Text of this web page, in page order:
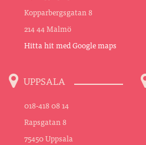
Kopparbergsgatan 8
214 44 Malmö
Hitta hit med Google maps
UPPSALA
018-418 08 14
Rapsgatan 8
75450 Uppsala